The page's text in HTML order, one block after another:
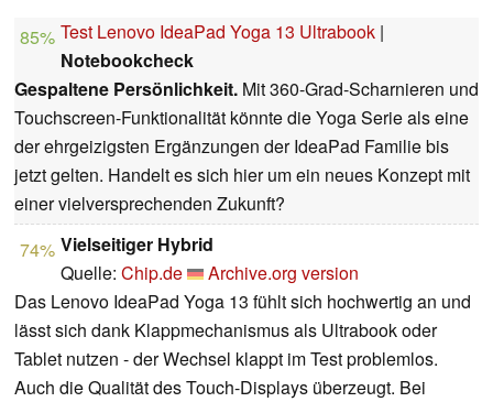
85% Test Lenovo IdeaPad Yoga 13 Ultrabook |
Notebookcheck
Gespaltene Persönlichkeit. Mit 360-Grad-Scharnieren und
Touchscreen-Funktionalität könnte die Yoga Serie als eine
der ehrgeizigsten Ergänzungen der IdeaPad Familie bis
jetzt gelten. Handelt es sich hier um ein neues Konzept mit
einer vielversprechenden Zukunft?
74% Vielseitiger Hybrid
Quelle: Chip.de
Archive.org version
Das Lenovo IdeaPad Yoga 13 fühlt sich hochwertig an und
lässt sich dank Klappmechanismus als Ultrabook oder
Tablet nutzen - der Wechsel klappt im Test problemlos.
Auch die Qualität des Touch-Displays überzeugt. Bei